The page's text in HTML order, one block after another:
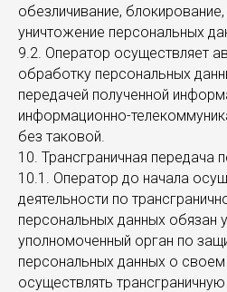
обезличивание, блокирование,
уничтожение персональных
9.2. Оператор осуществляет
обработку персональных
передачей полученной
информационно-
без таковой.
10. Трансграничная передача
10.1. Оператор до начала
деятельности по
персональных данных обязан
уполномоченный орган по
персональных данных о
осуществлять